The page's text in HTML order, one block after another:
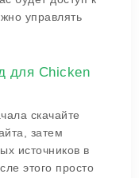
управлять
для Chicken
скачайте
затем
источников в
этого просто